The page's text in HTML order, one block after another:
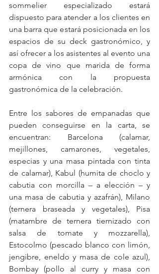
sommelier especializado estará
dispuesto para atender a los clientes en
una barra que estará posicionada en los
espacios de su deck gastronómico, y
así ofrecer a los asistentes al evento una
copa de vino que marida de forma
armónica con la propuesta
gastronómica de la celebración.
Entre los sabores de empanadas que
pueden conseguirse en la carta, se
encuentran: Barcelona (calamar,
mejillones, camarones, vegetales,
especias y una masa pintada con tinta
de calamar), Kabul (humita de choclo y
cabutia con morcilla – a elección – y
una masa de cabutia y azafrán), Milano
(ternera braseada y vegetales), Pisa
(matambre de ternera tiernizado con
salsa de tomate y mozzarella),
Estocolmo (pescado blanco con limón,
jengibre, eneldo y masa de cole azul),
Bombay (pollo al curry y masa con